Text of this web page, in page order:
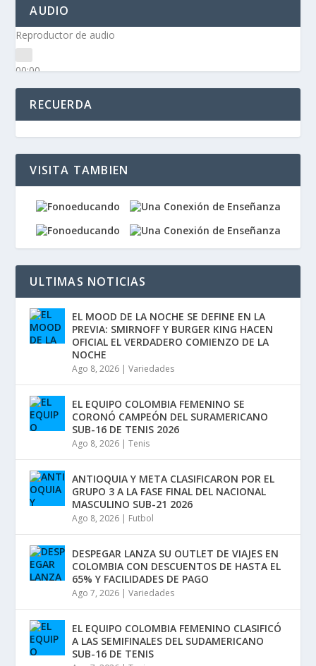
AUDIO
Reproductor de audio
00:00
00:00
00:00RECUERDA
VISITA TAMBIEN
ULTIMAS NOTICIAS
EL MOOD DE LA NOCHE SE DEFINE EN LA
PREVIA: SMIRNOFF Y BURGER KING HACEN
OFICIAL EL VERDADERO COMIENZO DE LA
NOCHE
Ago 8, 2026 |Variedades
EL EQUIPO COLOMBIA FEMENINO SE
CORONÓ CAMPEÓN DEL SURAMERICANO
SUB-16 DE TENIS 2026
Ago 8, 2026 |Tenis
ANTIOQUIA Y META CLASIFICARON POR EL
GRUPO 3 A LA FASE FINAL DEL NACIONAL
MASCULINO SUB-21 2026
Ago 8, 2026 | Futbol
DESPEGAR LANZA SU OUTLET DE VIAJES EN
COLOMBIA CON DESCUENTOS DE HASTA EL
65% Y FACILIDADES DE PAGO
Ago 7, 2026 |Variedades
EL EQUIPO COLOMBIA FEMENINO CLASIFICÓ
A LAS SEMIFINALES DEL SUDAMERICANO
SUB-16 DE TENIS